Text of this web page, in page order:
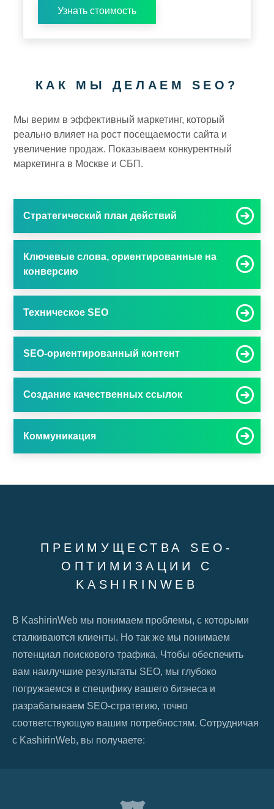
Узнать стоимость
КАК МЫ ДЕЛАЕМ SEO?
Мы верим в эффективный маркетинг, который
реально влияет на рост посещаемости сайта и
увеличение продаж. Показываем конкурентный
маркетинга в Москве и СБП.
Стратегический план действий
Ключевые слова, ориентированные на
конверсию
Техническое SEO
SEO-ориентированный контент
Создание качественных ссылок
Коммуникация
ПРЕИМУЩЕСТВА SEO-
ОПТИМИЗАЦИИ C
KASHIRINWEB
В KashirinWeb мы понимаем проблемы, с которыми
сталкиваются клиенты. Но так же мы понимаем
потенциал поискового трафика. Чтобы обеспечить
вам наилучшие результаты SEO, мы глубоко
погружаемся в специфику вашего бизнеса и
разрабатываем SEO-стратегию, точно
соответствующую вашим потребностям. Сотрудничая
с KashirinWeb, вы получаете: